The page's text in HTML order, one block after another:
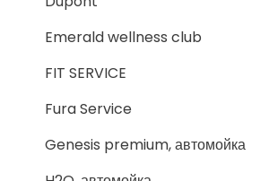
Emerald wellness club
FIT SERVICE
Fura Service
Genesis premium, автомойка